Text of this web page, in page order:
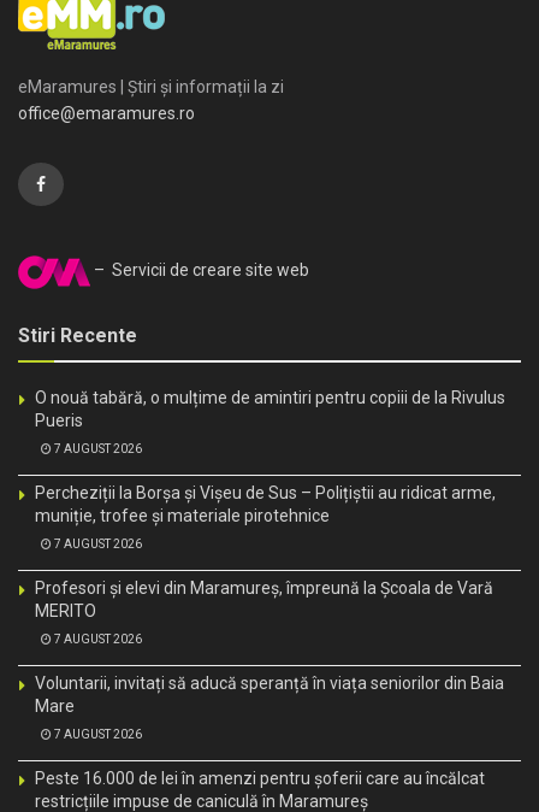
eMaramures | Știri și informații la zi
office@emaramures.ro
– Servicii de creare site web
Stiri Recente
O nouă tabără, o mulțime de amintiri pentru copiii de la Rivulus
Pueris
7 AUGUST 2026
Percheziții la Borșa și Vișeu de Sus – Polițiștii au ridicat arme,
muniție, trofee și materiale pirotehnice
7 AUGUST 2026
Profesori și elevi din Maramureș, împreună la Școala de Vară
MERITO
7 AUGUST 2026
Voluntarii, invitați să aducă speranță în viața seniorilor din Baia
Mare
7 AUGUST 2026
Peste 16.000 de lei în amenzi pentru șoferii care au încălcat
restricțiile impuse de caniculă în Maramureș